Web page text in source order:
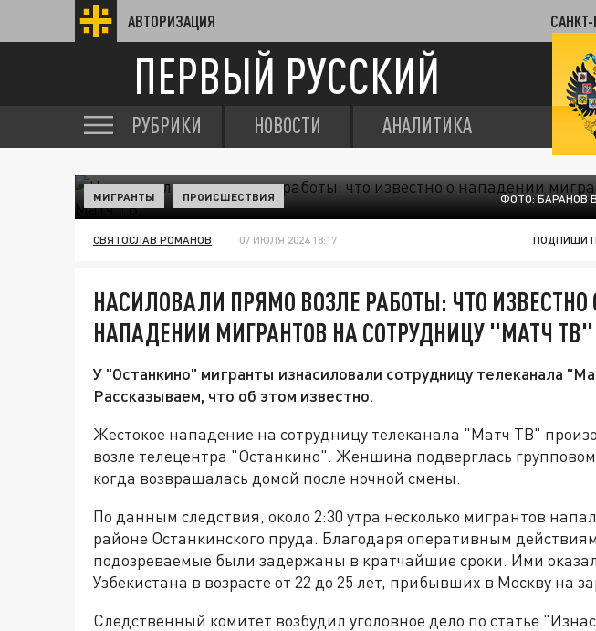
АВТОРИЗАЦИЯ
ПЕРВЫЙ РУССКИЙ
РУБРИКИ НОВОСТИ АНАЛИТИКА
ФОТО: БАРАНОВ
МИГРАНТЫ ПРОИСШЕСТВИЯ
СВЯТОСЛАВ РОМАНОВ 07 ИЮЛЯ 2024 18:17
НАСИЛОВАЛИ ПРЯМО ВОЗЛЕ РАБОТЫ: ЧТО ИЗВЕСТНО
НАПАДЕНИИ МИГРАНТОВ НА СОТРУДНИЦУ "МАТЧ ТВ"
У "Останкино" мигранты изнасиловали сотрудницу телеканала
Рассказываем, что об этом известно.
Жестокое нападение на сотрудницу телеканала "Матч ТВ"
возле телецентра "Останкино". Женщина подверглась
когда возвращалась домой после ночной смены.
По данным следствия, около 2:30 утра несколько мигрантов
районе Останкинского пруда. Благодаря оперативным
подозреваемые были задержаны в кратчайшие сроки. Ими
Узбекистана в возрасте от 22 до 25 лет, прибывших в Москву на
Следственный комитет возбудил уголовное дело по статье